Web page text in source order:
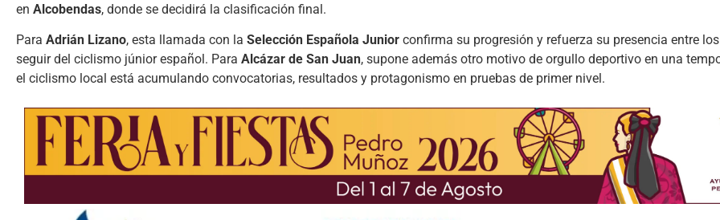
en Alcobendas, donde se decidirá la clasificación final.
Para Adrián Lizano, esta llamada con la Selección Española Junior confirma su progresión y refuerza su presencia entre
seguir del ciclismo júnior español. Para Alcázar de San Juan, supone además otro motivo de orgullo deportivo en una
el ciclismo local está acumulando convocatorias, resultados y protagonismo en pruebas de primer nivel.